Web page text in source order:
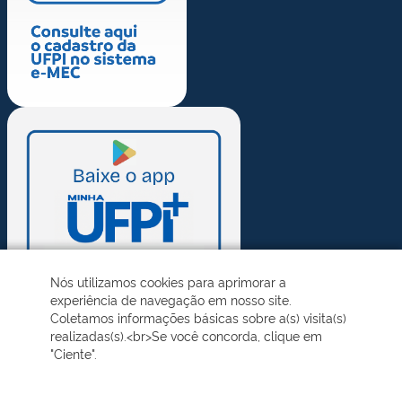
Nós utilizamos cookies para aprimorar a
experiência de navegação em nosso site.
Coletamos informações básicas sobre a(s) visita(s)
realizadas(s).<br>Se você concorda, clique em
"Ciente".